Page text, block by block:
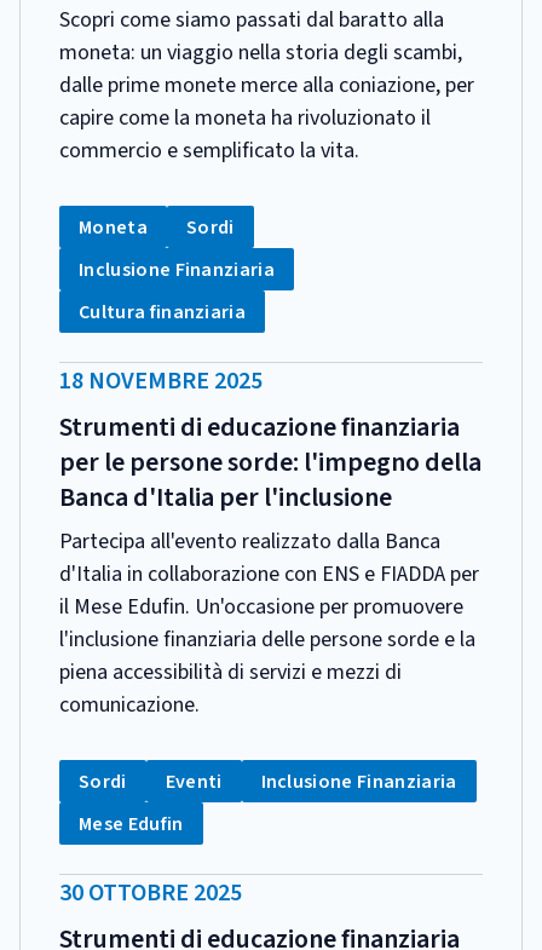
Scopri come siamo passati dal baratto alla
moneta: un viaggio nella storia degli scambi,
dalle prime monete merce alla coniazione, per
capire come la moneta ha rivoluzionato il
commercio e semplificato la vita.
CATEGORIA:
Tag:
Moneta Tag:
Sordi
Tag:
Inclusione Finanziaria
Tag:
Cultura finanziaria
DATA
PUBBLICAZIONE:
18 NOVEMBRE 2025
Strumenti di educazione finanziaria
per le persone sorde: l'impegno della
Banca d'Italia per l'inclusione
Partecipa all'evento realizzato dalla Banca
d'Italia in collaborazione con ENS e FIADDA per
il Mese Edufin. Un'occasione per promuovere
l'inclusione finanziaria delle persone sorde e la
piena accessibilità di servizi e mezzi di
comunicazione.
CATEGORIA:
Tag:
Sordi Tag:
Eventi Tag:
Inclusione Finanziaria
Tag:
Mese Edufin
DATA
PUBBLICAZIONE:
30 OTTOBRE 2025
Strumenti di educazione finanziaria